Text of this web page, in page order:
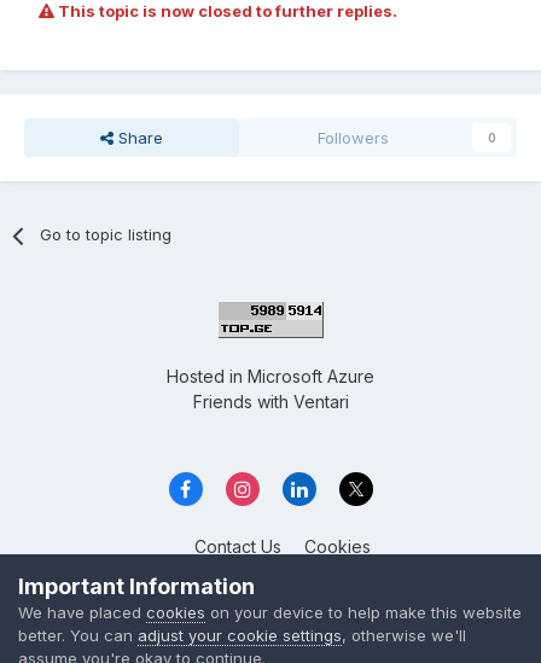
This topic is now closed to further replies.
Share Followers 0
Go to topic listing
Hosted in Microsoft Azure
Friends with Ventari
Contact Us Cookies
Overclockers GE
Powered by Invision Community
Important Information
We have placed cookies on your device to help make this website
better. You can adjust your cookie settings, otherwise we'll
assume you're okay to continue.